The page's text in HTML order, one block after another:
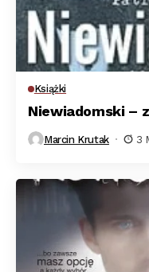
Książki
Niewiadomski –
Marcin Krutak 3